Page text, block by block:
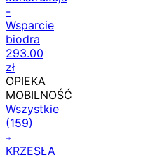
konstrukcja
-
Wsparcie
biodra
293.00
zł
OPIEKA
MOBILNOŚĆ
Wszystkie
(159)